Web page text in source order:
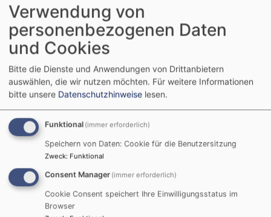
ist in der
glücklichen Lage,
Winter (Foto),
drei Prädikanten in
Gemeinde zu haben.
Verwendung von
personenbezogenen Daten
und Cookies
Bitte die Dienste und Anwendungen von Drittanbietern
auswählen, die wir nutzen möchten. Für weitere Informationen
bitte unsere Datenschutzhinweise lesen.
Funktional (immer erforderlich)
Speichern von Daten: Cookie für die Benutzersitzung
Zweck: Funktional
Consent Manager (immer erforderlich)
Cookie Consent speichert Ihre Einwilligungsstatus im
Browser